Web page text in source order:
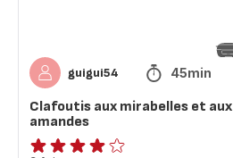
guigui54 45min
Clafoutis aux mirabelles et aux
amandes